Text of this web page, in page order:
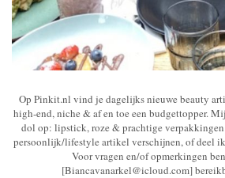
Op Pinkit.nl vind je dagelijks nieuwe beauty
high-end, niche & af en toe een budgettopper.
dol op: lipstick, roze & prachtige
persoonlijk/lifestyle artikel verschijnen, of deel
Voor vragen en/of opmerkingen
[Biancavanarkel@icloud.com]